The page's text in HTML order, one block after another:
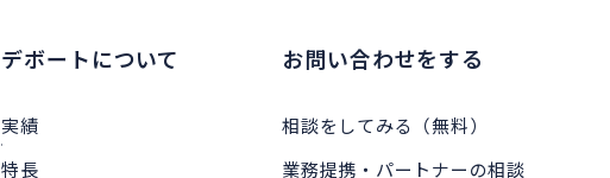
デボートについて
実績
特長
お問い合わせをする
相談をしてみる（無料）
業務提携・パートナーの相談